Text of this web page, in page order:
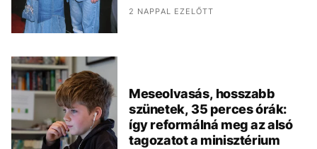
2 NAPPAL EZELŐTT
Meseolvasás, hosszabb
szünetek, 35 perces órák:
így reformálná meg az alsó
tagozatot a minisztérium